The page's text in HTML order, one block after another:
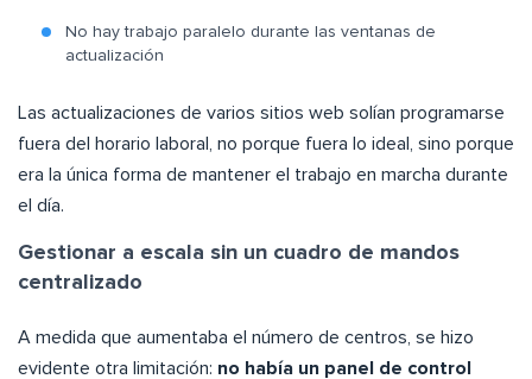
No hay trabajo paralelo durante las ventanas de
actualización
Las actualizaciones de varios sitios web solían programarse
fuera del horario laboral, no porque fuera lo ideal, sino porque
era la única forma de mantener el trabajo en marcha durante
el día.
Gestionar a escala sin un cuadro de mandos
centralizado
A medida que aumentaba el número de centros, se hizo
evidente otra limitación: no había un panel de control